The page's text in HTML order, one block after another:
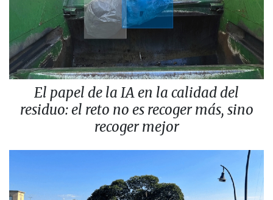
El papel de la IA en la calidad del
residuo: el reto no es recoger más, sino
recoger mejor